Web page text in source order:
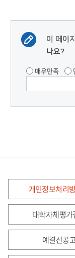
이 페이
나요?
매우만족
개인정보처리
대학자체평가
예결산공